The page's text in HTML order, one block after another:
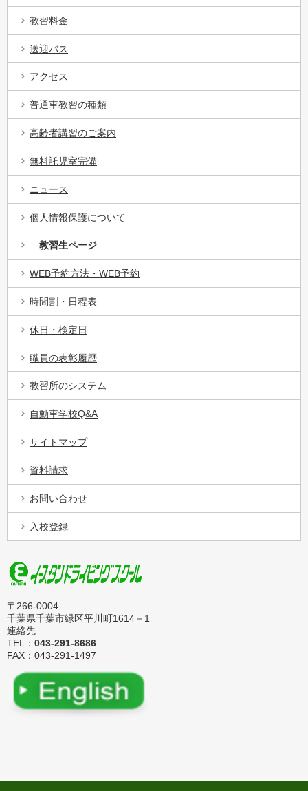
教習料金
送迎バス
アクセス
普通車教習の種類
高齢者講習のご案内
無料託児室完備
ニュース
個人情報保護について
教習生ページ
WEB予約方法・WEB予約
時間割・日程表
休日・検定日
職員の表彰履歴
教習所のシステム
自動車学校Q&A
サイトマップ
資料請求
お問い合わせ
入校登録
〒266-0004
千葉県千葉市緑区平川町1614－1
連絡先
TEL： 043-291-8686
FAX：043-291-1497